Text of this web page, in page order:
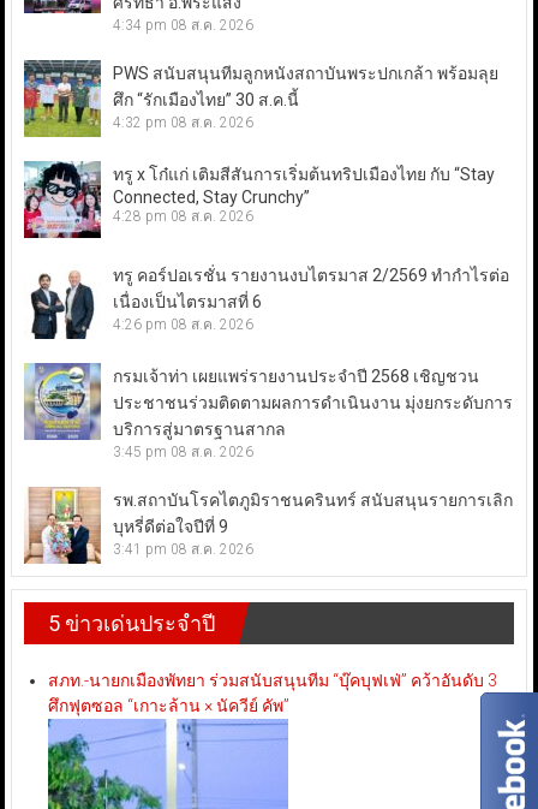
4:34 pm 08 ส.ค. 2026
PWS สนับสนุนทีมลูกหนังสถาบันพระปกเกล้า พร้อมลุย
ศึก “รักเมืองไทย” 30 ส.ค.นี้
4:32 pm 08 ส.ค. 2026
ทรู x โก๋แก่ เติมสีสันการเริ่มต้นทริปเมืองไทย กับ “Stay
Connected, Stay Crunchy”
4:28 pm 08 ส.ค. 2026
ทรู คอร์ปอเรชั่น รายงานงบไตรมาส 2/2569 ทำกำไรต่อ
เนื่องเป็นไตรมาสที่ 6
4:26 pm 08 ส.ค. 2026
กรมเจ้าท่า เผยแพร่รายงานประจำปี 2568 เชิญชวน
ประชาชนร่วมติดตามผลการดำเนินงาน มุ่งยกระดับการ
บริการสู่มาตรฐานสากล
3:45 pm 08 ส.ค. 2026
รพ.สถาบันโรคไตภูมิราชนครินทร์ สนับสนุนรายการเลิก
บุหรี่ดีต่อใจปีที่ 9
3:41 pm 08 ส.ค. 2026
5 ข่าวเด่นประจำปี
สภท.-นายกเมืองพัทยา ร่วมสนับสนุนทีม “บุ๊คบุฟเฟ่” คว้าอันดับ 3
ศึกฟุตซอล “เกาะล้าน × นัควีย์ คัพ”